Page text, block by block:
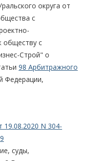
округа от
с
обществу с
Строй" о
98 Арбитражного
Федерации,
N 304-
суды,